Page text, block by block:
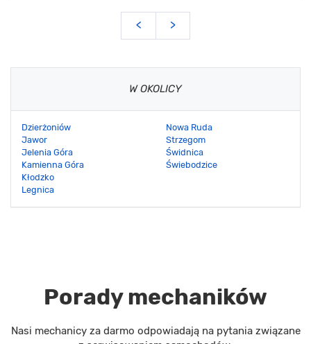
< >
W OKOLICY
Dzierżoniów
Jawor
Jelenia Góra
Kamienna Góra
Kłodzko
Legnica
Nowa Ruda
Strzegom
Świdnica
Świebodzice
Porady mechaników
Nasi mechanicy za darmo odpowiadają na pytania związane